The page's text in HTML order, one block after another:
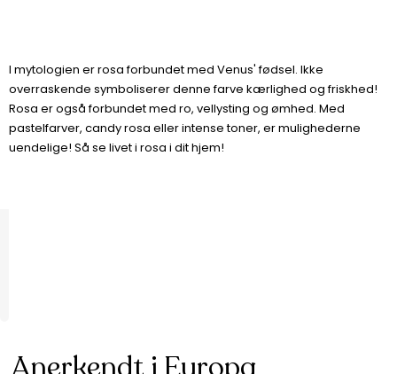
I mytologien er rosa forbundet med Venus' fødsel. Ikke
overraskende symboliserer denne farve kærlighed og friskhed!
Rosa er også forbundet med ro, vellysting og ømhed. Med
pastelfarver, candy rosa eller intense toner, er mulighederne
uendelige! Så se livet i rosa i dit hjem!